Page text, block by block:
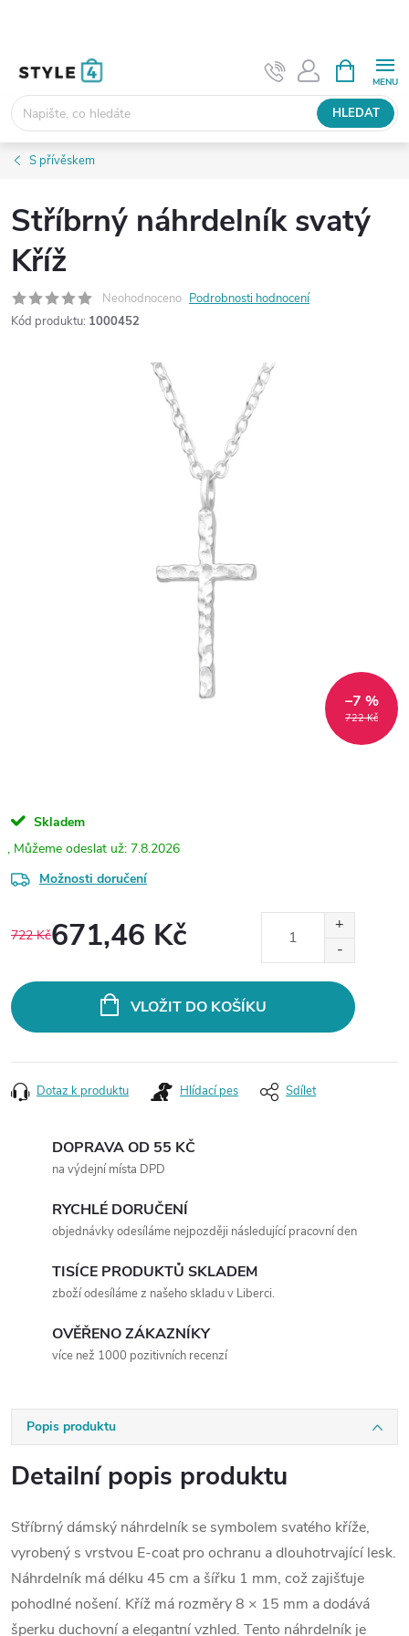
HLEDAT
NÁKUPNÍ
KOŠÍK
S přívěskem
Stříbrný náhrdelník svatý
Kříž
Neohodnoceno Podrobnosti hodnocení
Kód produktu: 1000452
722 Kč
–7 %
Skladem
7.8.2026
Možnosti doručení
722 Kč671,46 Kč
VLOŽIT DO KOŠÍKU
Dotaz k produktu Hlídací pes Sdílet
DOPRAVA OD 55 KČ
na výdejní místa DPD
RYCHLÉ DORUČENÍ
objednávky odesíláme nejpozději následující pracovní den
TISÍCE PRODUKTŮ SKLADEM
zboží odesíláme z našeho skladu v Liberci.
OVĚŘENO ZÁKAZNÍKY
více než 1000 pozitivních recenzí
Popis produktu
Detailní popis produktu
Stříbrný dámský náhrdelník se symbolem svatého kříže,
vyrobený s vrstvou E-coat pro ochranu a dlouhotrvající lesk.
Náhrdelník má délku 45 cm a šířku 1 mm, což zajišťuje
pohodlné nošení. Kříž má rozměry 8 × 15 mm a dodává
šperku duchovní a elegantní vzhled. Tento náhrdelník je